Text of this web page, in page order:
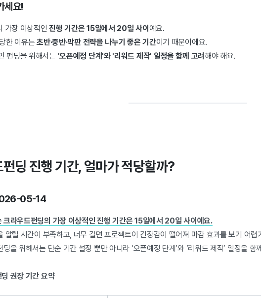
세요!
가장 이상적인진행 기간은 15일에서 20일 사이 예요.
한 이유는초반·중반·막판 전략을 나누기 좋은 기간이기 때문이에요.
펀딩을 위해서는 '오픈예정 단계'와 '리워드 제작' 일정을 함께 고려 해야 해요.
펀딩 진행 기간, 얼마가 적당할까?
05-14
크라우드펀딩의 가장 이상적인 진행 기간은 15일에서 20일 사이예요.
알릴 시간이 부족하고, 너무 길면 프로젝트이 긴장감이 떨어져 마감 효과를 보기 어렵
을 위해서는 단순 기간 설정 뿐만 아니라 ‘오픈예정 단계’와 ‘리워드 제작’ 일정을
권장 기간 요약